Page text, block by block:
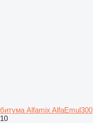
битума Alfamix AlfaEmul300
10